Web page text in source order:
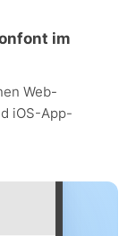
im
Web-
iOS-App-